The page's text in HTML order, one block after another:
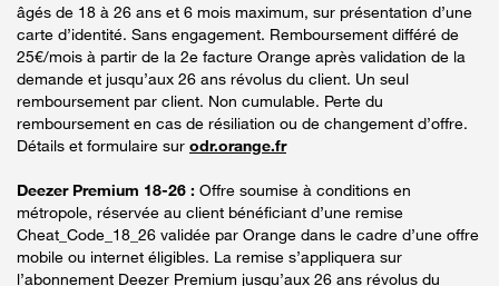
âgés de 18 à 26 ans et 6 mois maximum, sur présentation d’une
carte d’identité. Sans engagement. Remboursement différé de
25€/mois à partir de la 2e facture Orange après validation de la
demande et jusqu’aux 26 ans révolus du client. Un seul
remboursement par client. Non cumulable. Perte du
remboursement en cas de résiliation ou de changement d’offre.
Détails et formulaire sur odr.orange.fr
Deezer Premium 18-26 : Offre soumise à conditions en
métropole, réservée au client bénéficiant d’une remise
Cheat_Code_18_26 validée par Orange dans le cadre d’une offre
mobile ou internet éligibles. La remise s’appliquera sur
l’abonnement Deezer Premium jusqu’aux 26 ans révolus du